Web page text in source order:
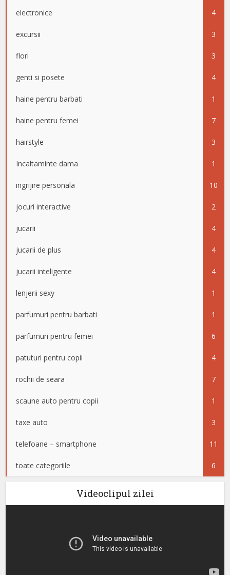
electronice 4
excursii 3
flori 3
genti si posete 4
haine pentru barbati 1
haine pentru femei 7
hairstyle 3
Incaltaminte dama 1
ingrijire personala 10
jocuri interactive 2
jucarii 4
jucarii de plus 4
jucarii inteligente 4
lenjerii sexy 1
parfumuri pentru barbati 1
parfumuri pentru femei 6
patuturi pentru copii 4
rochii de seara 7
scaune auto pentru copii 1
taxe auto 3
telefoane – smartphone 11
toate categoriile 6
Videoclipul zilei